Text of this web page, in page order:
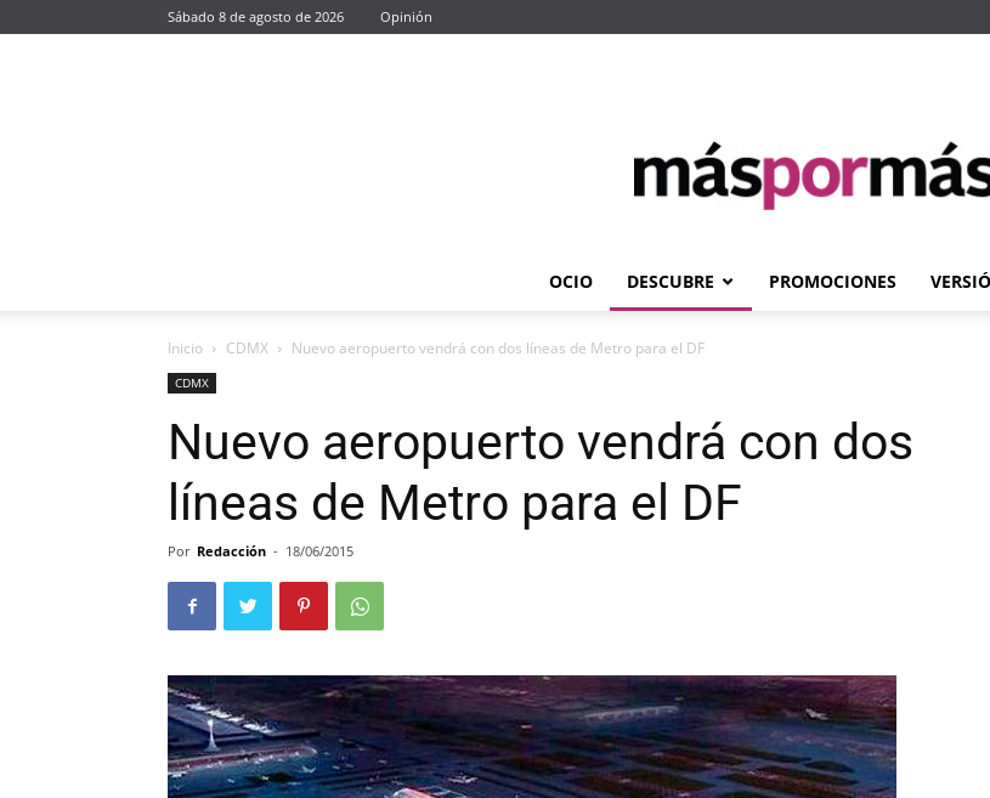
Sábado 8 de agosto de 2026 Opinión
Máspormás
OCIO DESCUBRE PROMOCIONES
Inicio CDMX Nuevo aeropuerto vendrá con dos líneas de Metro para el DF
CDMX
Nuevo aeropuerto vendrá con dos
líneas de Metro para el DF
Por Redacción - 18/06/2015